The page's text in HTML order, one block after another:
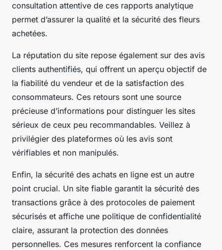
consultation attentive de ces rapports analytique
permet d’assurer la qualité et la sécurité des fleurs
achetées.
La réputation du site repose également sur des avis
clients authentifiés, qui offrent un aperçu objectif de
la fiabilité du vendeur et de la satisfaction des
consommateurs. Ces retours sont une source
précieuse d’informations pour distinguer les sites
sérieux de ceux peu recommandables. Veillez à
privilégier des plateformes où les avis sont
vérifiables et non manipulés.
Enfin, la sécurité des achats en ligne est un autre
point crucial. Un site fiable garantit la sécurité des
transactions grâce à des protocoles de paiement
sécurisés et affiche une politique de confidentialité
claire, assurant la protection des données
personnelles. Ces mesures renforcent la confiance